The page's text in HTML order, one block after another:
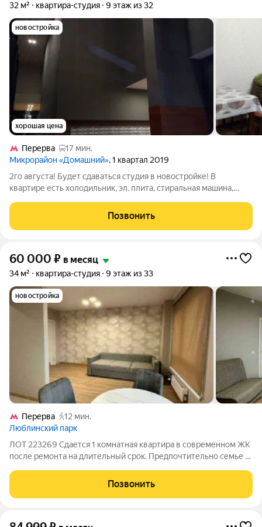
32 м² квартира-студия 9 этаж из 32
новостройка
хорошая цена
Перерва
17 мин.
Микрорайон «Домашний», 1 квартал 2019
2го августа! Будет сдаваться студия в новостройке! В
квартире есть холодильник, эл. плита, стиральная машина,
кухонный гарнитур, стол и стулья. В пешей доступности
магазины, станция МЦД Курьяново.
Позвонить
60 000 ₽ в месяц
34 м² квартира-студия 9 этаж из 33
новостройка
Перерва
12 мин.
Люблинский парк
ЛОТ 223269 Сдается 1 комнатная квартира в современном ЖК
после ремонта на длительный срок. Предпочтительно семье с
необходимой мебелью и техникой. Тихий, уютный двор.
Доброжелательные соседи. Прекрасная
Позвонить